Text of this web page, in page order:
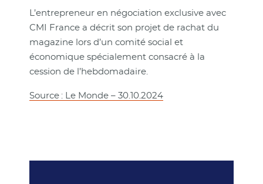
L’entrepreneur en négociation exclusive avec
CMI France a décrit son projet de rachat du
magazine lors d’un comité social et
économique spécialement consacré à la
cession de l’hebdomadaire.
Source : Le Monde – 30.10.2024